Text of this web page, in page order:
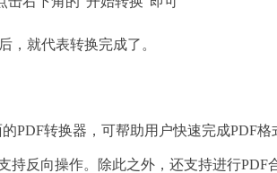
就代表转换完成了。
转换器，可帮助用户快速完成PDF格
持反向操作。除此之外，还支持进行